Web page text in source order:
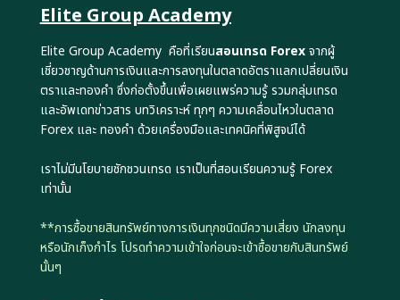
Elite Group Academy
Elite Group Academy คือที่เรียนสอนเทรด Forexจากผู้
เชี่ยวชาญด้านการเงินและการลงทุนในตลาดอัตราแลกเปลี่ยนเงิน
ตราและทองคำ ซึ่งก่อตั้งขึ้นเพื่อเผยแพร่ความรู้ รวมกลุ่มเทรด
และอัพเดทข่าวสาร บทวิเคราะห์ ทุกๆ ความเคลื่อนไหวในตลาด
Forex และ ทองคำ ด้วยเครื่องมือและเทคนิคที่พิสูจน์ได้
เราไม่มีนโยบายชักชวนเทรด เราเป็นที่สอนเรียนความรู้ Forex
เท่านั้น
**การซื้อขายสินทรัพย์ทางการเงินทุกชนิดมีความเสี่ยง นักลงทุน
หรือนักเก็งกำไร โปรดทำความเข้าใจก่อนจะเข้าซื้อขายกับสินทรัพย์
นั้นๆ